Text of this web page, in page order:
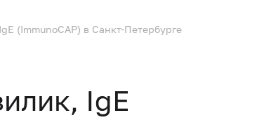
(ImmunoCAP) в Санкт-Петербурге
IgE